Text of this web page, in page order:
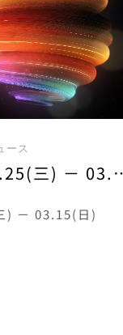
ース
2026台北燈
) － 03.15(日)